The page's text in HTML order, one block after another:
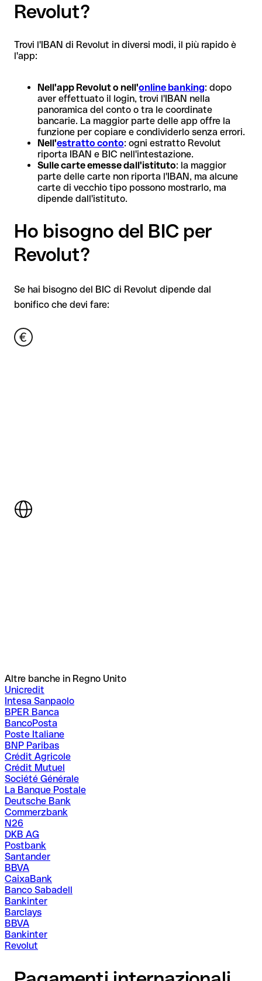
Revolut?
Trovi l'IBAN di Revolut in diversi modi, il più rapido è
l'app:
Nell'app Revolut o nell'online banking: dopo
aver effettuato il login, trovi l'IBAN nella
panoramica del conto o tra le coordinate
bancarie. La maggior parte delle app offre la
funzione per copiare e condividerlo senza errori.
Nell'estratto conto: ogni estratto Revolut
riporta IBAN e BIC nell'intestazione.
Sulle carte emesse dall'istituto: la maggior
parte delle carte non riporta l'IBAN, ma alcune
carte di vecchio tipo possono mostrarlo, ma
dipende dall'istituto.
Ho bisogno del BIC per
Revolut?
Se hai bisogno del BIC di Revolut dipende dal
bonifico che devi fare:
Altre banche in Regno Unito
Unicredit
Intesa Sanpaolo
BPER Banca
BancoPosta
Poste Italiane
BNP Paribas
Crédit Agricole
Crédit Mutuel
Société Générale
La Banque Postale
Deutsche Bank
Commerzbank
N26
DKB AG
Postbank
Santander
BBVA
CaixaBank
Banco Sabadell
Bankinter
Barclays
BBVA
Bankinter
Revolut